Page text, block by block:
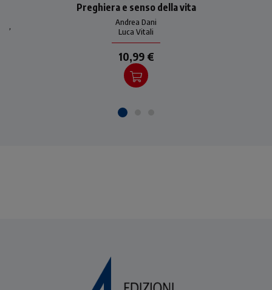
nell’uomo contemporaneo:
le esperienze di tre
testimoni credibili come
Annalena Tonelli, Carlo Ma
Andrea Dani
,
Luca Vitali
Preghiera e senso della vita
10,99 €